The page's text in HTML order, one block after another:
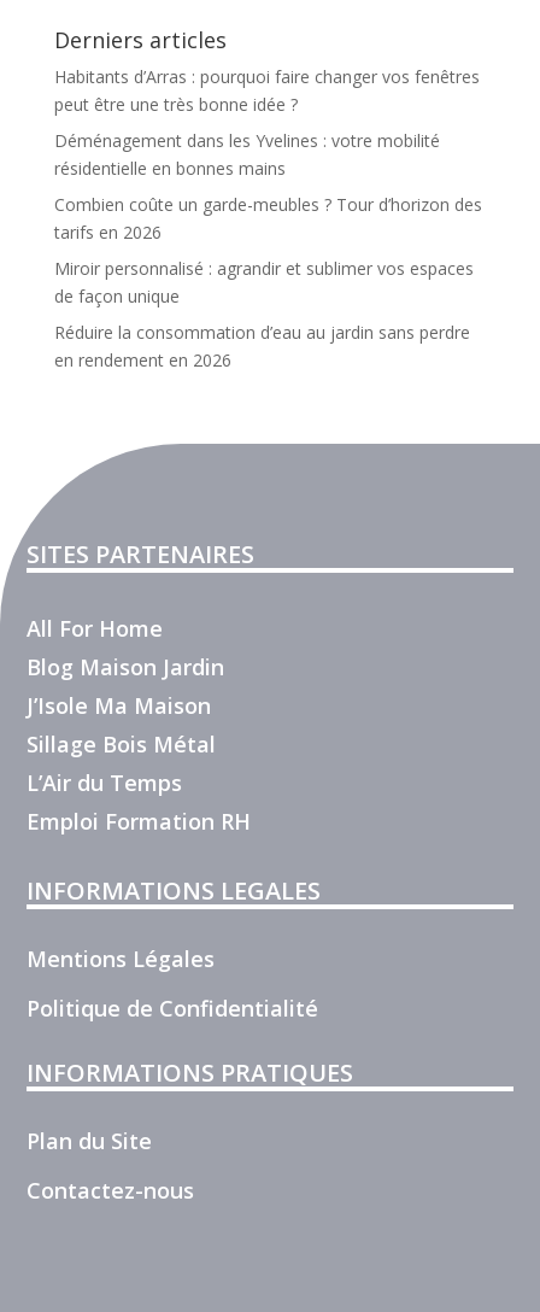
Derniers articles
Habitants d’Arras : pourquoi faire changer vos fenêtres
peut être une très bonne idée ?
Déménagement dans les Yvelines : votre mobilité
résidentielle en bonnes mains
Combien coûte un garde-meubles ? Tour d’horizon des
tarifs en 2026
Miroir personnalisé : agrandir et sublimer vos espaces
de façon unique
Réduire la consommation d’eau au jardin sans perdre
en rendement en 2026
SITES PARTENAIRES
All For Home
Blog Maison Jardin
J’Isole Ma Maison
Sillage Bois Métal
L’Air du Temps
Emploi Formation RH
INFORMATIONS LEGALES
Mentions Légales
Politique de Confidentialité
INFORMATIONS PRATIQUES
Plan du Site
Contactez-nous